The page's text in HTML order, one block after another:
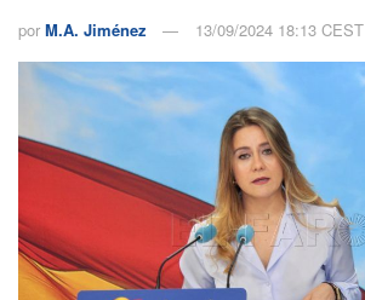
por M.A. Jiménez 13/09/2024 18:13 CEST